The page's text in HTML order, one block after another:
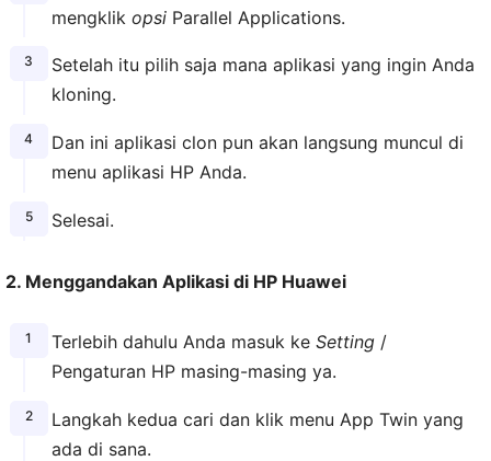
mengklik opsiParallel Applications.
Setelah itu pilih saja mana aplikasi yang ingin Anda
kloning.
Dan ini aplikasi clon pun akan langsung muncul di
menu aplikasi HP Anda.
Selesai.
2. Menggandakan Aplikasi di HP Huawei
Terlebih dahulu Anda masuk ke Setting/
Pengaturan HP masing-masing ya.
Langkah kedua cari dan klik menu App Twin yang
ada di sana.